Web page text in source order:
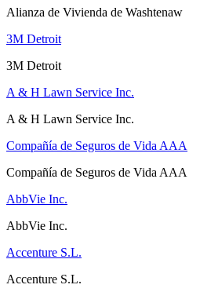
Alianza de Vivienda de Washtenaw
3M Detroit
3M Detroit
A & H Lawn Service Inc.
A & H Lawn Service Inc.
Compañía de Seguros de Vida AAA
Compañía de Seguros de Vida AAA
AbbVie Inc.
AbbVie Inc.
Accenture S.L.
Accenture S.L.